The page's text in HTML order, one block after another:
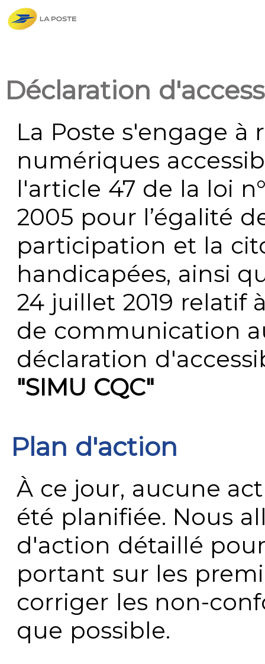
Déclaration
La Poste s'engage à
numériques
l'article 47 de la loi
2005 pour l’égalité
participation et la
handicapées, ainsi
24 juillet 2019 relatif
de communication
déclaration
"SIMU CQC"
Plan d'action
À ce jour, aucune
été planifiée. Nous
d'action détaillé
portant sur les
corriger les non-
que possible.